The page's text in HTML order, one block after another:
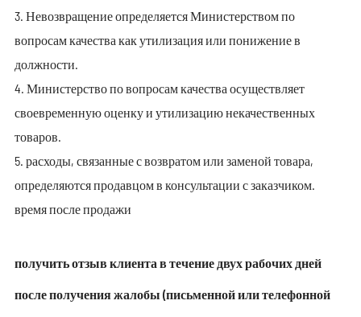
3. Невозвращение определяется Министерством по
вопросам качества как утилизация или понижение в
должности.
4. Министерство по вопросам качества осуществляет
своевременную оценку и утилизацию некачественных
товаров.
5. расходы, связанные с возвратом или заменой товара,
определяются продавцом в консультации с заказчиком.
время после продажи
получить отзыв клиента в течение двух рабочих дней
после получения жалобы (письменной или телефонной